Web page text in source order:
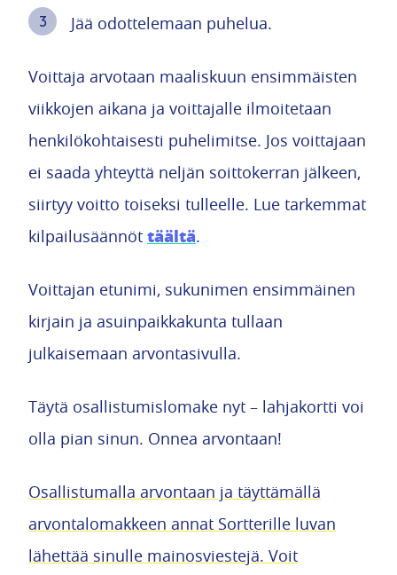
Jää odottelemaan puhelua.
Voittaja arvotaan maaliskuun ensimmäisten
viikkojen aikana ja voittajalle ilmoitetaan
henkilökohtaisesti puhelimitse. Jos voittajaan
ei saada yhteyttä neljän soittokerran jälkeen,
siirtyy voitto toiseksi tulleelle. Lue tarkemmat
kilpailusäännöt täältä.
Voittajan etunimi, sukunimen ensimmäinen
kirjain ja asuinpaikkakunta tullaan
julkaisemaan arvontasivulla.
Täytä osallistumislomake nyt – lahjakortti voi
olla pian sinun. Onnea arvontaan!
Osallistumalla arvontaan ja täyttämällä
arvontalomakkeen annat Sortterille luvan
lähettää sinulle mainosviestejä. Voit